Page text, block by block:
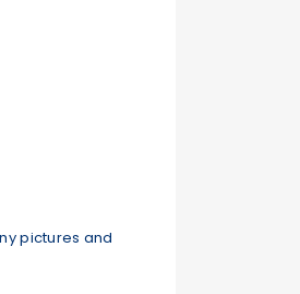
pictures and